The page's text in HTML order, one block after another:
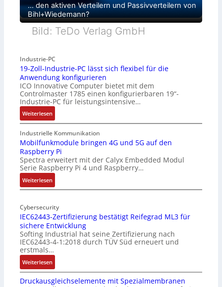
… den aktiven Verteilern und Passivverteilern von
Bihl+Wiedemann?
Bild: TeDo Verlag GmbH
Industrie-PC
19-Zoll-Industrie-PC lässt sich flexibel für die
Anwendung konfigurieren
ICO Innovative Computer bietet mit dem
Controlmaster 1785 einen konfigurierbaren 19“-
Industrie-PC für leistungsintensive…
Weiterlesen:
1
9
-
Z
o
l
l
-
n
d
u
s
t
r
i
e
-
Industrielle Kommunikation
Mobilfunkmodule bringen 4G und 5G auf den
Raspberry Pi
Spectra erweitert mit der Calyx Embedded Modul
Serie Raspberry Pi 4 und Raspberry…
Weiterlesen:
M
b
i
l
f
u
n
k
m
o
Cybersecurity
IEC62443-Zertifizierung bestätigt Reifegrad ML3 für
sichere Entwicklung
Softing Industrial hat seine Zertifizierung nach
IEC62443-4-1:2018 durch TÜV Süd erneuert und
erstmals…
Weiterlesen:
I
E
Druckausgleichselemente mit Spezialmembranen